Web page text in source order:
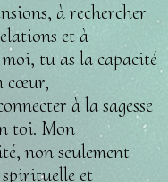
à rechercher
et à
tu as la capacité
cœur,
à la sagesse
toi. Mon
non seulement
et